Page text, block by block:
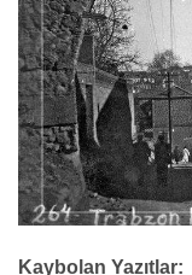
Kaybolan Yazıtlar: